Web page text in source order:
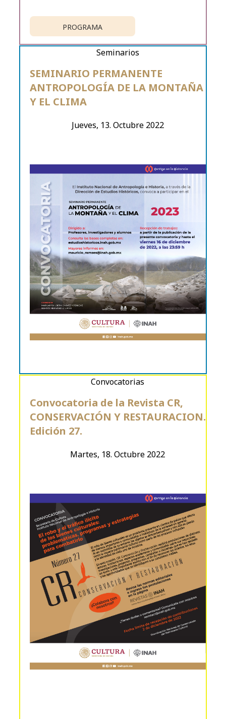
PROGRAMA
Jueves, 13. Octubre 2022
SEMINARIO PERMANENTE
ANTROPOLOGÍA DE LA MONTAÑA
Y EL CLIMA
Seminarios
Martes, 18. Octubre 2022
Convocatoria de la Revista CR,
CONSERVACIÓN Y RESTAURACION.
Edición 27.
Convocatorias